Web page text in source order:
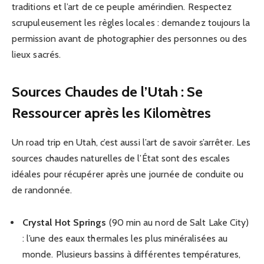
traditions et l’art de ce peuple amérindien. Respectez
scrupuleusement les règles locales : demandez toujours la
permission avant de photographier des personnes ou des
lieux sacrés.
Sources Chaudes de l’Utah : Se
Ressourcer après les Kilomètres
Un road trip en Utah, c’est aussi l’art de savoir s’arrêter. Les
sources chaudes naturelles de l’État sont des escales
idéales pour récupérer après une journée de conduite ou
de randonnée.
Crystal Hot Springs (90 min au nord de Salt Lake City)
: l’une des eaux thermales les plus minéralisées au
monde. Plusieurs bassins à différentes températures,